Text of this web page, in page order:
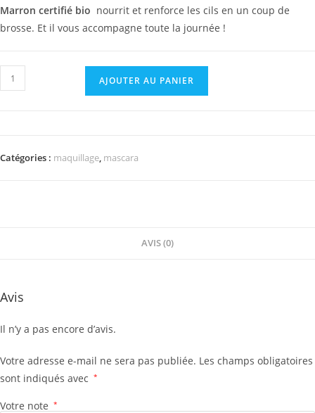
Marron certifié bio nourrit et renforce les cils en un coup de
brosse. Et il vous accompagne toute la journée !
quantité
de
AJOUTER AU PANIER
Catégories : maquillage, mascara
AVIS (0)
Avis
Il n’y a pas encore d’avis.
Votre adresse e-mail ne sera pas publiée. Les champs obligatoires
sont indiqués avec *
Votre note *